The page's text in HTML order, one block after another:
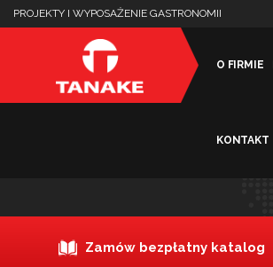
PROJEKTY I WYPOSAŻENIE GASTRONOMII
O FIRMIE
KONTAKT
Zamów bezpłatny katalog